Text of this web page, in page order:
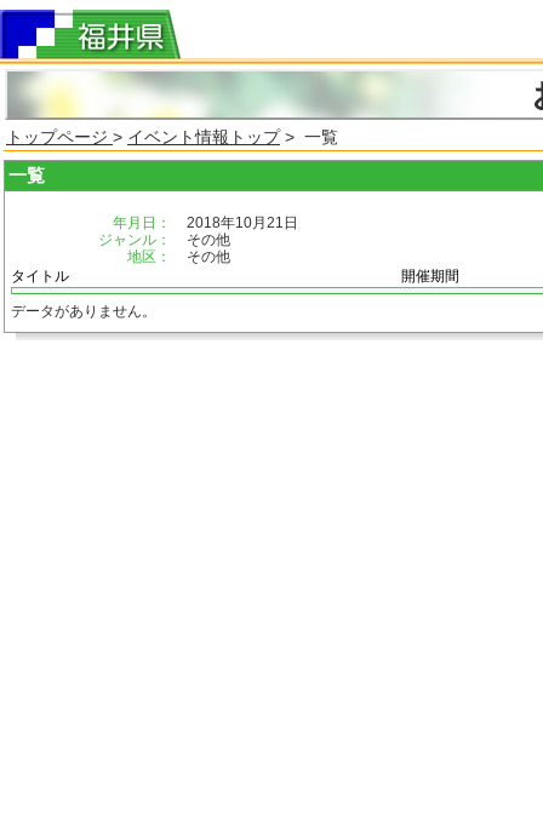
トップページ > イベント情報トップ> 一覧
一覧
年月日：
2018年10月21日
ジャンル：
その他
地区：
その他
タイトル
開催期間
データがありません。